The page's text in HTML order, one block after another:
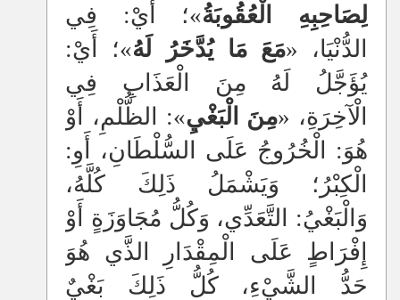
لِصَاحِبِهِ الْعُقُوبَةُ»؛ أَيْ: فِي
الدُّنْيَا، «مَعَ مَا يُدَّخَرُ لَهُ»؛ أَيْ:
يُؤَجَّلُ لَهُ مِنَ الْعَذَابِ فِي
الْآخِرَةِ، «مِنَ الْبَغْيِ»: الظُّلْمِ، أَوْ
هُوَ: الْخُرُوجُ عَلَى السُّلْطَانِ، أَوِ:
الْكِبْرُ؛ وَيَشْمَلُ ذَلِكَ كُلَّهُ،
وَالْبَغْيُ: التَّعَدِّي، وَكُلُّ مُجَاوَزَةٍ أَوْ
إِفْرَاطٍ عَلَى الْمِقْدَارِ الذَّي هُوَ
حَدُّ الشَّيْءِ، كُلُّ ذَلِكَ بَغْيٌ